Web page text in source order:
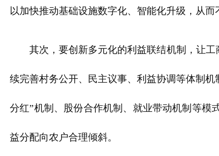
以加快推动基础设施数字化、智能化升级，从
其次，要创新多元化的利益联结机制，让
续完善村务公开、民主议事、利益协调等体制
分红”机制、股份合作机制、就业带动机制等
益分配向农户合理倾斜。